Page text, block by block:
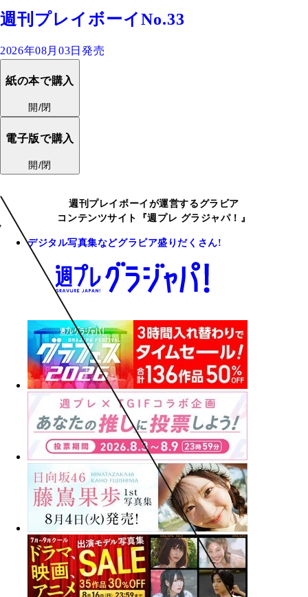
週刊プレイボーイNo.33
2026年08月03日発売
紙の本で購入
開/閉
電子版で購入
開/閉
週刊プレイボーイが運営するグラビア
コンテンツサイト『週プレ グラジャパ！』
デジタル写真集などグラビア盛りだくさん!